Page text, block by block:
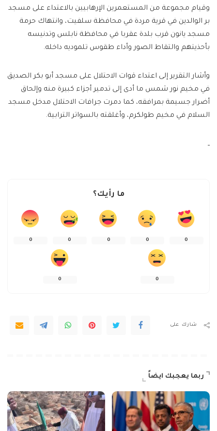
وقيام مجموعة من المستعمرين الإرهابيين بالاعتداء على مسجد
بر الوالدين في قرية مردة في محافظة سلفيت، وانتهاك حرمة
مسجد يانون قرب بلدة عقربا في محافظة نابلس وتدنيسه
بأحذيتهم والتقاط الصور وأداء طقوس تلموديه داخله.
وأشار التقرير إلى اعتداء قوات الاحتلال على مسجد أبو بكر الصديق
في مخيم نور شمس ما أدى إلى تدمير أجزاء كبيرة منه وإلحاق
أضرار جسيمة بمرافقه، كما دمرت جرافات الاحتلال مدخل مسجد
السلام في مخيم طولكرم، وأغلقته بالسواتر الترابية.
ــ
ما رأيك؟
0
0
0
0
0
0
0
شارك على
ربما يعجبك ايضاً